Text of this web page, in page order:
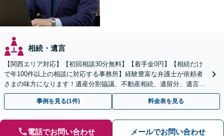
相続・遺言
【関西エリア対応】【初回相談30分無料】【着手金0円】【相続だけ
で年100件以上の相談に対応する事務所】経験豊富な弁護士が依頼者
さまの味方になります！遺産分割協議、不動産相続、遺留分、遺言書
の作成など【烏丸御池駅7分】
事例を見る(1件) 料金表を見る
電話でお問い合わせ メールでお問い合わせ